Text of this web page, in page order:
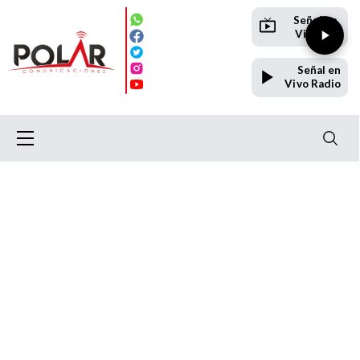
Señal en
Vivo TV
Señal en
Vivo Radio